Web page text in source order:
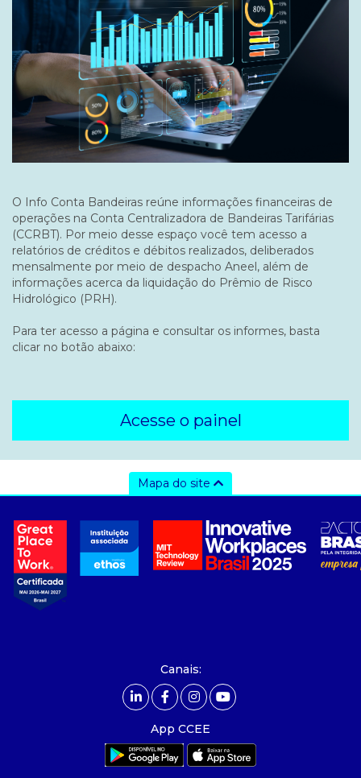
O Info Conta Bandeiras reúne informações financeiras de
operações na Conta Centralizadora de Bandeiras Tarifárias
(CCRBT). Por meio desse espaço você tem acesso a
relatórios de créditos e débitos realizados, deliberados
mensalmente por meio de despacho Aneel, além de
informações acerca da liquidação do Prêmio de Risco
Hidrológico (PRH).
Para ter acesso a página e consultar os informes, basta
clicar no botão abaixo:
Acesse o painel
Mapa do site
- sobre nós
- governança
- nossos associados
- integridade, riscos e auditoria
- relatório de sustentabilidade
Canais:
App CCEE